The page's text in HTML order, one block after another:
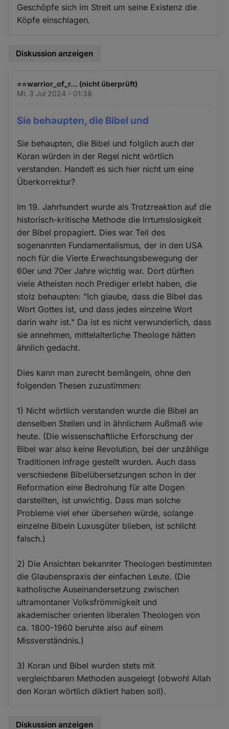
Geschöpfe sich im Streit um seine Existenz die
Köpfe einschlagen.
Diskussion anzeigen
==warrior_of_r… (nicht überprüft)
Mi. 3 Jul 2024 - 01:38
Sie behaupten, die Bibel und
Sie behaupten, die Bibel und folglich auch der
Koran würden in der Regel nicht wörtlich
verstanden. Handelt es sich hier nicht um eine
Überkorrektur?
Im 19. Jahrhundert wurde als Trotzreaktion auf die
historisch-kritische Methode die Irrtumslosigkeit
der Bibel propagiert. Dies war Teil des
sogenannten Fundamentalismus, der in den USA
noch für die Vierte Erwechsungsbewegung der
60er und 70er Jahre wichtig war. Dort dürften
viele Atheisten noch Prediger erlebt haben, die
stolz behaupten: "Ich glaube, dass die Bibel das
Wort Gottes ist, und dass jedes einzelne Wort
darin wahr ist." Da ist es nicht verwunderlich, dass
sie annehmen, mittelalterliche Theologe hätten
ähnlich gedacht.
Dies kann man zurecht bemängeln, ohne den
folgenden Thesen zuzustimmen:
1) Nicht wörtlich verstanden wurde die Bibel an
denselben Stellen und in ähnlichem Außmaß wie
heute. (Die wissenschaftliche Erforschung der
Bibel war also keine Revolution, bei der unzählige
Traditionen infrage gestellt wurden. Auch dass
verschiedene Bibelübersetzungen schon in der
Reformation eine Bedrohung für alte Dogen
darstellten, ist unwichtig. Dass man solche
Probleme viel eher übersehen würde, solange
einzelne Bibeln Luxusgüter blieben, ist schlicht
falsch.)
2) Die Ansichten bekannter Theologen bestimmten
die Glaubenspraxis der einfachen Leute. (Die
katholische Auseinandersetzung zwischen
ultramontaner Volksfrömmigkeit und
akademischer orienten liberalen Theologen von
ca. 1800-1960 beruhte also auf einem
Missverständnis.)
3) Koran und Bibel wurden stets mit
vergleichbaren Methoden ausgelegt (obwohl Allah
den Koran wörtlich diktiert haben soll).
Diskussion anzeigen